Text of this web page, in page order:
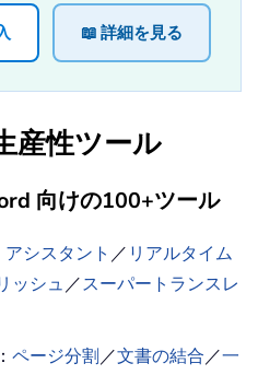
📖 詳細を見る
産性ツール
向けの100+ツール
アシスタント ／ リアルタイム
ッシュ ／スーパートランスレ
： ページ分割 ／文書の結合 ／一